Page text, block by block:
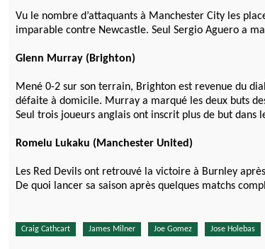
Vu le nombre d’attaquants à Manchester City les
imparable contre Newcastle. Seul Sergio Aguero a
Glenn Murray (Brighton)
Mené 0-2 sur son terrain, Brighton est revenue du
défaite à domicile. Murray a marqué les deux buts
Seul trois joueurs anglais ont inscrit plus de but dans
Romelu Lukaku (Manchester United)
Les Red Devils ont retrouvé la victoire à Burnley
De quoi lancer sa saison après quelques matchs
Craig Cathcart James Milner Joe Gomez Jose Holebas